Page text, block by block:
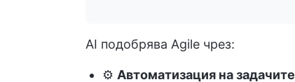
AI подобрява Agile чрез:
⚙️ Автоматизация на задачите